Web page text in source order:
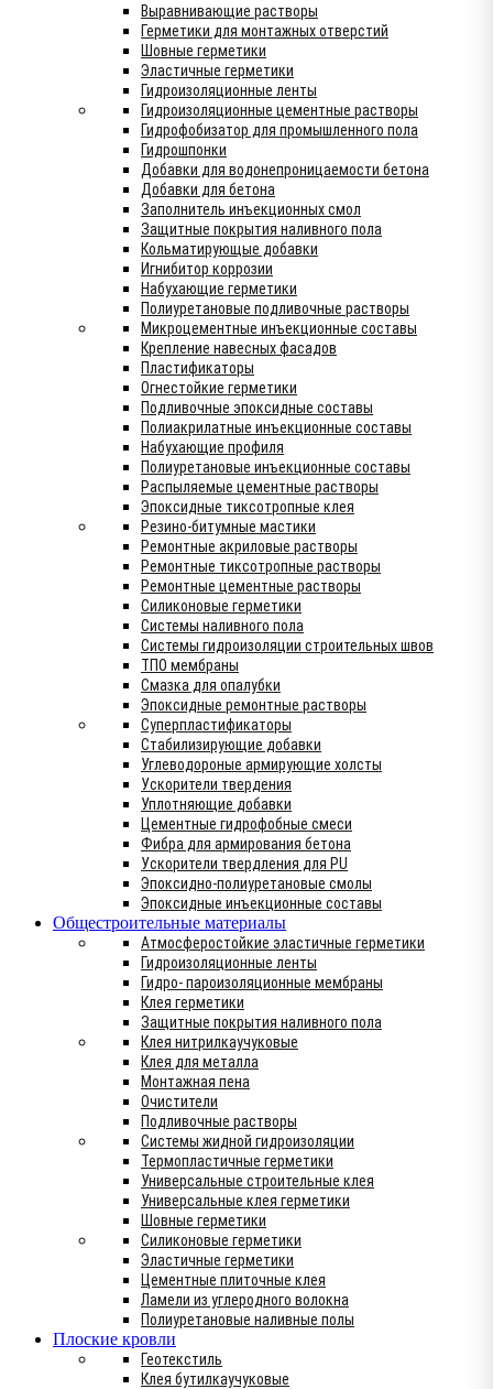
Выравнивающие растворы
Герметики для монтажных отверстий
Шовные герметики
Эластичные герметики
Гидроизоляционные ленты
Гидроизоляционные цементные растворы
Гидрофобизатор для промышленного пола
Гидрошпонки
Добавки для водонепроницаемости бетона
Добавки для бетона
Заполнитель инъекционных смол
Защитные покрытия наливного пола
Кольматирующые добавки
Игнибитор коррозии
Набухающие герметики
Полиуретановые подливочные растворы
Микроцементные инъекционные составы
Крепление навесных фасадов
Пластификаторы
Огнестойкие герметики
Подливочные эпоксидные составы
Полиакрилатные инъекционные составы
Набухающие профиля
Полиуретановые инъекционные составы
Распыляемые цементные растворы
Эпоксидные тиксотропные клея
Резино-битумные мастики
Ремонтные акриловые растворы
Ремонтные тиксотропные растворы
Ремонтные цементные растворы
Силиконовые герметики
Системы наливного пола
Системы гидроизоляции строительных швов
ТПО мембраны
Смазка для опалубки
Эпоксидные ремонтные растворы
Суперпластификаторы
Стабилизирующие добавки
Углеводороные армирующие холсты
Ускорители твердения
Уплотняющие добавки
Цементные гидрофобные смеси
Фибра для армирования бетона
Ускорители твердления для PU
Эпоксидно-полиуретановые смолы
Эпоксидные инъекционные составы
Общестроительные материалы
Атмосферостойкие эластичные герметики
Гидроизоляционные ленты
Гидро- пароизоляционные мембраны
Клея герметики
Защитные покрытия наливного пола
Клея нитрилкаучуковые
Клея для металла
Монтажная пена
Очистители
Подливочные растворы
Системы жидной гидроизоляции
Термопластичные герметики
Универсальные строительные клея
Универсальные клея герметики
Шовные герметики
Силиконовые герметики
Эластичные герметики
Цементные плиточные клея
Ламели из углеродного волокна
Полиуретановые наливные полы
Плоские кровли
Геотекстиль
Клея бутилкаучуковые